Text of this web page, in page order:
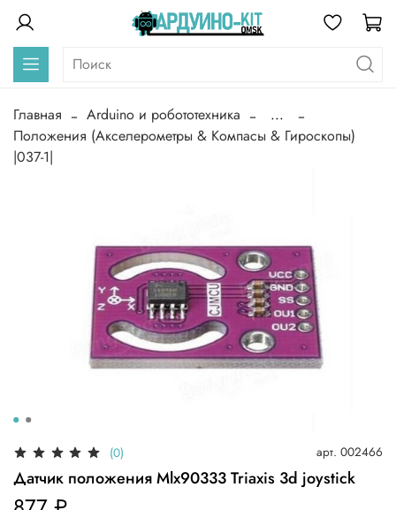
Главная Arduino и робототехника
...
Положения (Акселерометры & Компасы & Гироскопы)
|037-1|
(0) арт. 002466
Датчик положения Mlx90333 Triaxis 3d joystick